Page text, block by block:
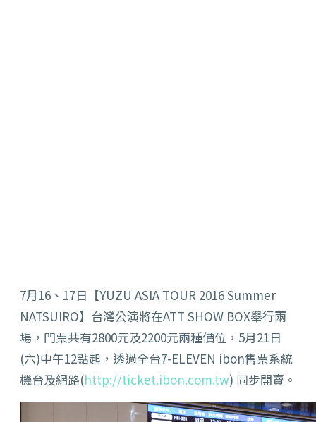
7月16、17日【YUZU ASIA TOUR 2016 Summer
NATSUIRO】台灣公演將在ATT SHOW BOX舉行兩
場，門票共有2800元及2200元兩種價位，5月21日
(六)中午12點起，透過全台7-ELEVEN ibon售票系統
機台及網路(http://ticket.ibon.com.tw) 同步開賣。